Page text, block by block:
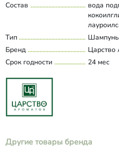
Состав
вода
арбуза,
стеарат
Тип
Шампунь
Бренд
Царство
Срок годности
24 мес
Другие товары бренда